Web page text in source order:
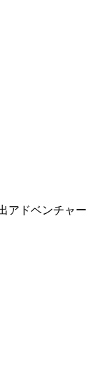
アドベンチャー